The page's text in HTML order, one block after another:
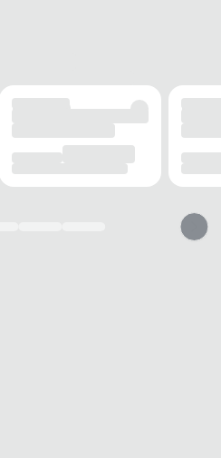
desde looks descontraídos
de lazer, ele adiciona
personalidade
ao visual das
mais especial.